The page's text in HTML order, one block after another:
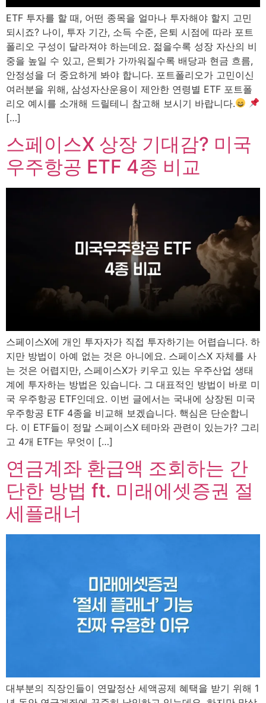
ETF 투자를 할 때, 어떤 종목을 얼마나 투자해야 할지 고민
되시죠? 나이, 투자 기간, 소득 수준, 은퇴 시점에 따라 포트
폴리오 구성이 달라져야 하는데요. 젊을수록 성장 자산의 비
중을 높일 수 있고, 은퇴가 가까워질수록 배당과 현금 흐름,
안정성을 더 중요하게 봐야 합니다. 포트폴리오가 고민이신
여러분을 위해, 삼성자산운용이 제안한 연령별 ETF 포트폴
리오 예시를 소개해 드릴테니 참고해 보시기 바랍니다.
[…]
스페이스X 상장 기대감? 미국
우주항공 ETF 4종 비교
스페이스X에 개인 투자자가 직접 투자하기는 어렵습니다. 하
지만 방법이 아예 없는 것은 아니에요. 스페이스X 자체를 사
는 것은 어렵지만, 스페이스X가 키우고 있는 우주산업 생태
계에 투자하는 방법은 있습니다. 그 대표적인 방법이 바로 미
국 우주항공 ETF인데요. 이번 글에서는 국내에 상장된 미국
우주항공 ETF 4종을 비교해 보겠습니다. 핵심은 단순합니
다. 이 ETF들이 정말 스페이스X 테마와 관련이 있는가? 그리
고 4개 ETF는 무엇이 […]
연금계좌 환급액 조회하는 간
단한 방법 ft. 미래에셋증권 절
세플래너
대부분의 직장인들이 연말정산 세액공제 혜택을 받기 위해 1